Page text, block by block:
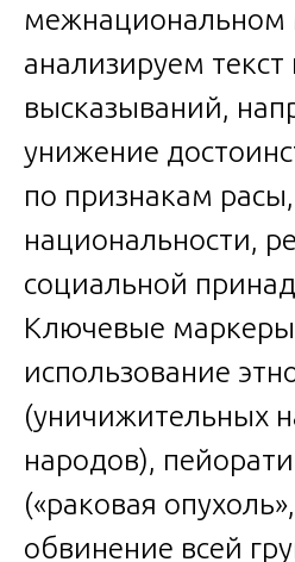
анализируем
высказываний,
унижение
по признакам расы,
национальности,
социальной
Ключевые
использование
(уничижительных
народов),
(«раковая
обвинение всей